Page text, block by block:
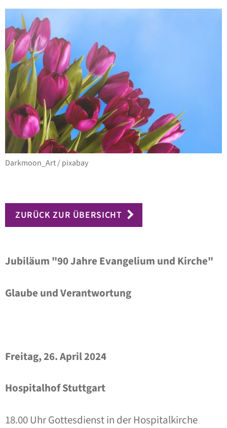
Darkmoon_Art / pixabay
ZURÜCK ZUR ÜBERSICHT
Jubiläum "90 Jahre Evangelium und Kirche"
Glaube und Verantwortung
Freitag, 26. April 2024
Hospitalhof Stuttgart
18.00 Uhr Gottesdienst in der Hospitalkirche